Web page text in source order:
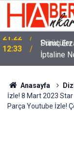
12:33
İptaline
Anasayfa
İzle! 8 Mart 2023
Parça Youtube İzle!